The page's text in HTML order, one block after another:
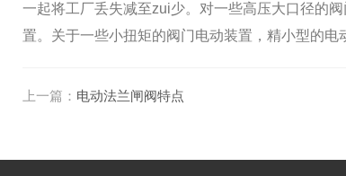
一起将工厂丢失减至zui少。对一些高压大口径的
置。关于一些小扭矩的阀门电动装置，精小型的电
上一篇： 电动法兰闸阀特点